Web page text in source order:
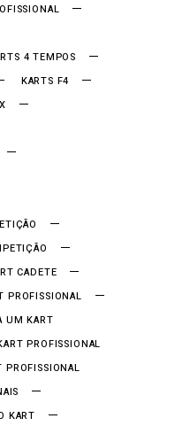
4 TEMPOS
KARTS F4
CADETE
PROFISSIONAL
UM KART
PROFISSIONAL
KART